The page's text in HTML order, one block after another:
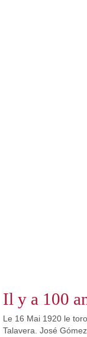
Il y a 100
Le 16 Mai 1920 le
Talavera. José